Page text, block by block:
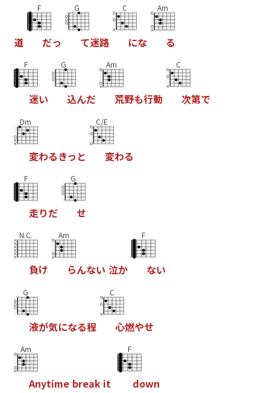
道
F
だっ
G
て迷路
C
にな
Am
る
F
迷い
G
込んだ
Am
荒野も行動
C
次第で
Dm
変わるきっ と
C/E
変わる
F
走りだ
G
せ
N.C.
負け
Am
らんない 泣か
F
ない
G
液が気になる程
C
心燃やせ
Am
Anytime break it
F
down